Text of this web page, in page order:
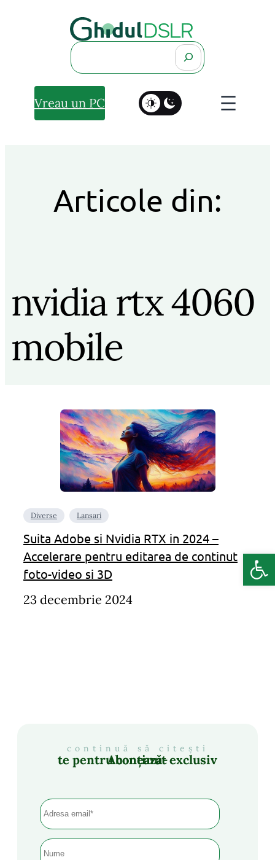
Search
Vreau un PC
Articole din:
nvidia rtx 4060
mobile
Diverse Lansari
Suita Adobe si Nvidia RTX in 2024 –
Accelerare pentru editarea de continut
foto-video si 3D
23 decembrie 2024
continuă să citești
Abonează-te pentru conținut exclusiv